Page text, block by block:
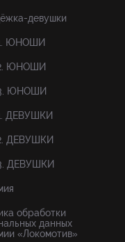
девушки
ЮНОШИ
ЮНОШИ
ЮНОШИ
ДЕВУШКИ
ДЕВУШКИ
ДЕВУШКИ
обработки
данных
«Локомотив»